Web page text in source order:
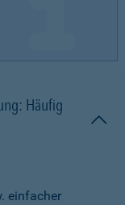
Häufig
einfacher